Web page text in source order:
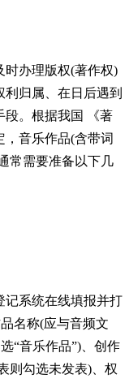
时办理版权(著作权)
归属、在日后遇到
段。根据我国 《著
音乐作品(含带词
常需要准备以下几
记系统在线填报并打
名称(应与音频文
“音乐作品”)、创作
则勾选未发表)、权